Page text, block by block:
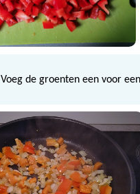
Voeg de groenten een voor